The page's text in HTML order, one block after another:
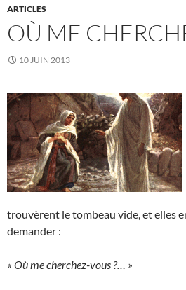
ARTICLES
OÙ ME
10 JUIN 2013
trouvèrent le tombeau vide, et elles
demander :
« Où me cherchez-vous ?… »